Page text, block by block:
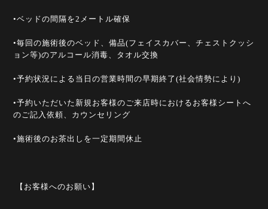
•ベッドの間隔を2メートル確保
•毎回の施術後のベッド、備品(フェイスカバー、チェストクッシ
ョン等)のアルコール消毒、タオル交換
•予約状況による当日の営業時間の早期終了(社会情勢により)
•予約いただいた新規お客様のご来店時におけるお客様シートへ
のご記入依頼、カウンセリング
•施術後のお茶出しを一定期間休止
【お客様へのお願い】